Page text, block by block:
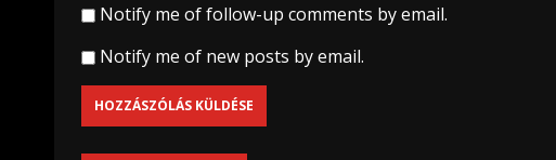
Notify me of follow-up comments by email.
Notify me of new posts by email.